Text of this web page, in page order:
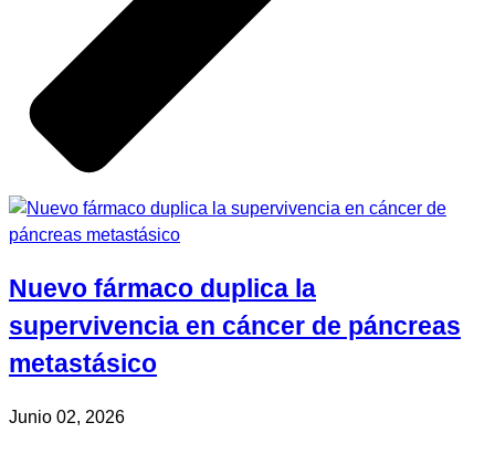
Nuevo fármaco duplica la
supervivencia en cáncer de páncreas
metastásico
Junio 02, 2026